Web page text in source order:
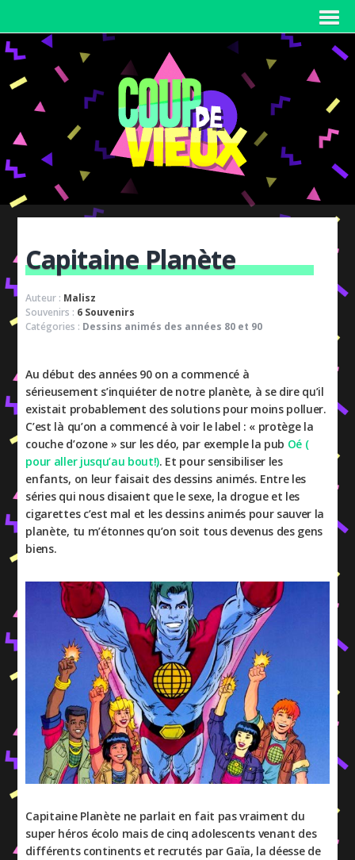
Capitaine Planète
Auteur : Malisz
Souvenirs : 6 Souvenirs
Catégories : Dessins animés des années 80 et 90
Au début des années 90 on a commencé à
sérieusement s’inquiéter de notre planète, à se dire qu’il
existait probablement des solutions pour moins polluer.
C’est là qu’on a commencé à voir le label : « protège la
couche d’ozone » sur les déo, par exemple la pub Oé (
pour aller jusqu’au bout!). Et pour sensibiliser les
enfants, on leur faisait des dessins animés. Entre les
séries qui nous disaient que le sexe, la drogue et les
cigarettes c’est mal et les dessins animés pour sauver la
planète, tu m’étonnes qu’on soit tous devenus des gens
biens.
Capitaine Planète ne parlait en fait pas vraiment du
super héros écolo mais de cinq adolescents venant des
différents continents et recrutés par Gaïa, la déesse de